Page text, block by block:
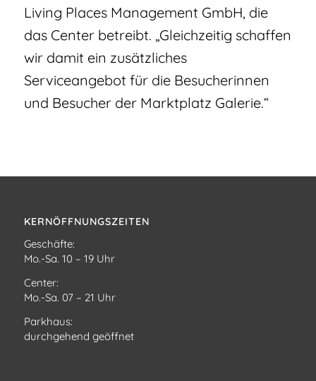
Living Places Management GmbH, die
das Center betreibt. „Gleichzeitig schaffen
wir damit ein zusätzliches
Serviceangebot für die Besucherinnen
und Besucher der Marktplatz Galerie.“
KERNÖFFNUNGSZEITEN
Geschäfte:
Mo.-Sa. 10 – 19 Uhr
Center:
Mo.-Sa. 07 – 21 Uhr
Parkhaus:
durchgehend geöffnet